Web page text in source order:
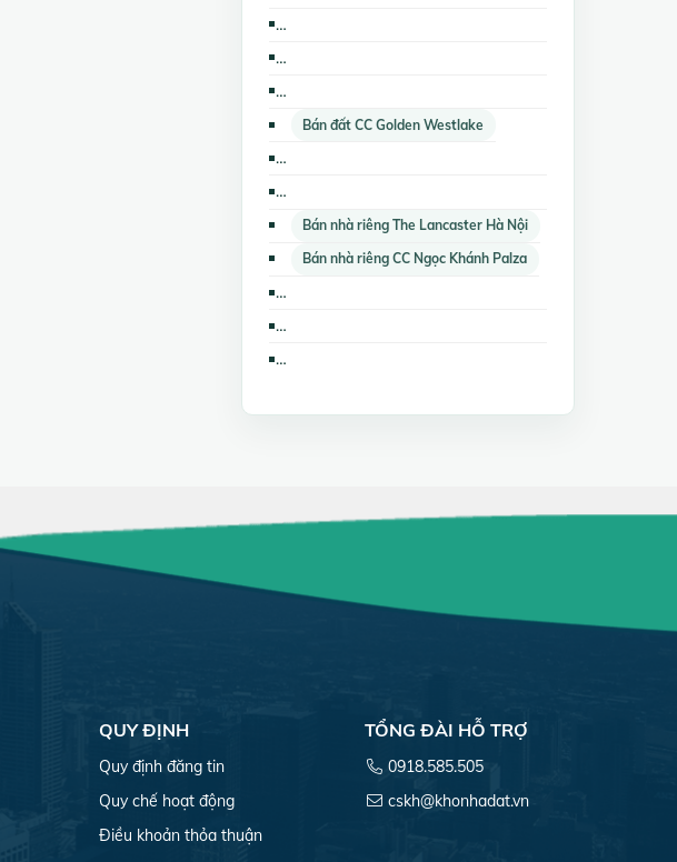
Bán đất CC Golden Westlake
Bán nhà riêng The Lancaster Hà Nội
Bán nhà riêng CC Ngọc Khánh Palza
QUY ĐỊNH
Quy định đăng tin
Quy chế hoạt động
Điều khoản thỏa thuận
TỔNG ĐÀI HỖ TRỢ
0918.585.505
cskh@khonhadat.vn